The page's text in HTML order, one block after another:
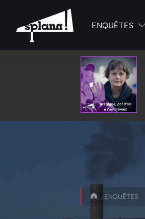
ENQUÊTES
/ ENQUÊTES